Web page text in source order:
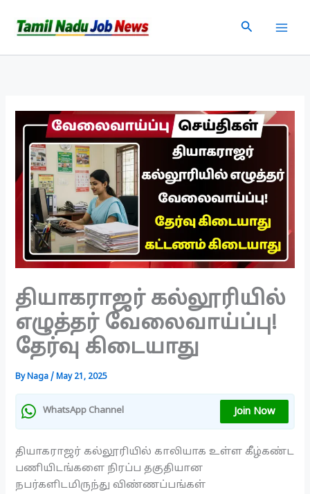
Search
தியாகராஜர் கல்லூரியில்
எழுத்தர் வேலைவாய்ப்பு!
தேர்வு கிடையாது
ByNaga/May 21, 2025
WhatsApp Channel Join Now
தியாகராஜர் கல்லூரியில் காலியாக உள்ள கீழ்கண்ட
பணியிடங்களை நிரப்ப தகுதியான
நபர்களிடமிருந்து விண்ணப்பங்கள்